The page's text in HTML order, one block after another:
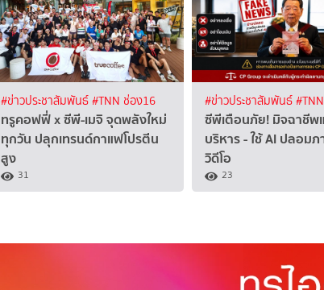
#ข่าวประชาสัมพันธ์#TNN ช่อง16
ทรูคอฟฟี่ x ซีพี-เมจิ จุดพลังใหม่
ทุกวัน ปลุกเทรนด์กาแฟโปรตีน
สูง
31
#ข่าวประชาสัมพันธ์
ซีพีเตือนภัย! มิจฉาชีพ
บริหาร - ใช้ AI ปลอมภ
วิดีโอ
23